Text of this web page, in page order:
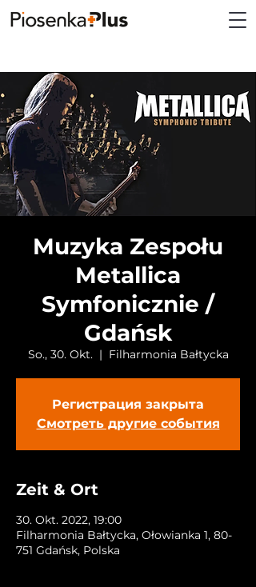
Muzyka Zespołu
Metallica
Symfonicznie /
Gdańsk
So., 30. Okt.
  |
Filharmonia Bałtycka
Регистрация закрыта
Смотреть другие события
Zeit & Ort
30. Okt. 2022, 19:00
Filharmonia Bałtycka, Ołowianka 1, 80-
751 Gdańsk, Polska